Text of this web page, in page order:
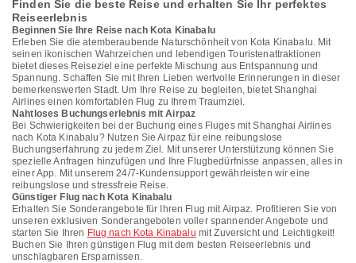
Finden Sie die beste Reise und erhalten Sie Ihr perfektes
Reiseerlebnis
Beginnen Sie Ihre Reise nach Kota Kinabalu
Erleben Sie die atemberaubende Naturschönheit von Kota Kinabalu. Mit
seinen ikonischen Wahrzeichen und lebendigen Touristenattraktionen
bietet dieses Reiseziel eine perfekte Mischung aus Entspannung und
Spannung. Schaffen Sie mit Ihren Lieben wertvolle Erinnerungen in dieser
bemerkenswerten Stadt. Um Ihre Reise zu begleiten, bietet Shanghai
Airlines einen komfortablen Flug zu Ihrem Traumziel.
Nahtloses Buchungserlebnis mit Airpaz
Bei Schwierigkeiten bei der Buchung eines Fluges mit Shanghai Airlines
nach Kota Kinabalu? Nutzen Sie Airpaz für eine reibungslose
Buchungserfahrung zu jedem Ziel. Mit unserer Unterstützung können Sie
spezielle Anfragen hinzufügen und Ihre Flugbedürfnisse anpassen, alles in
einer App. Mit unserem 24/7-Kundensupport gewährleisten wir eine
reibungslose und stressfreie Reise.
Günstiger Flug nach Kota Kinabalu
Erhalten Sie Sonderangebote für Ihren Flug mit Airpaz. Profitieren Sie von
unseren exklusiven Sonderangeboten voller spannender Angebote und
starten Sie Ihren Flug nach Kota Kinabalu mit Zuversicht und Leichtigkeit!
Buchen Sie Ihren günstigen Flug mit dem besten Reiseerlebnis und
unschlagbaren Ersparnissen.